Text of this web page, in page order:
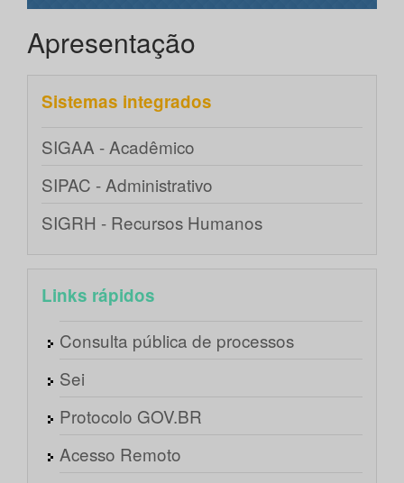
Apresentação
Sistemas integrados
SIGAA - Acadêmico
SIPAC - Administrativo
SIGRH - Recursos Humanos
Links rápidos
Consulta pública de processos
Sei
Protocolo GOV.BR
Acesso Remoto